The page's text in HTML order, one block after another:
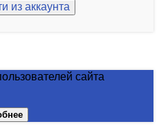
из аккаунта
сайта